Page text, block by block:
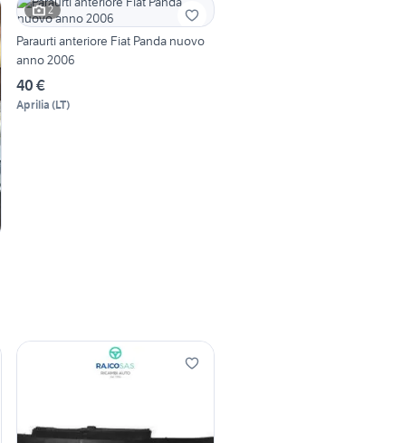
2
Paraurti anteriore Fiat Panda nuovo
anno 2006
40 €
Aprilia (LT)